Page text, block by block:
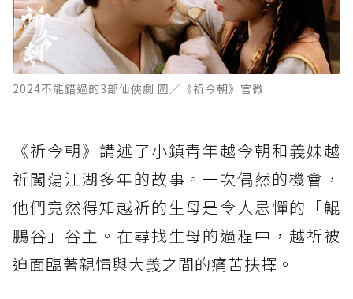
2024不能錯過的3部仙俠劇 圖／《祈今朝》官微
《祈今朝》講述了小鎮青年越今朝和義妹越
祈闖蕩江湖多年的故事。一次偶然的機會，
他們竟然得知越祈的生母是令人忌憚的「鯤
鵬谷」谷主。在尋找生母的過程中，越祈被
迫面臨著親情與大義之間的痛苦抉擇。